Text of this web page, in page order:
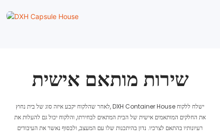
שירות מותאם אישית
לאחר שהלקוח יקבע איזה סוג של בית נחוץ, DXH Container House ישלח ללקוח
את החלקים המותאמים אישית של הבית המתאים לבחירתו, והלקוח יכול גם להעלות את
רעיונותיו בהתאם לצרכיו. נדון בהיתכנות שלו עם המעצב, ולבסוף נאשר את העיבודים